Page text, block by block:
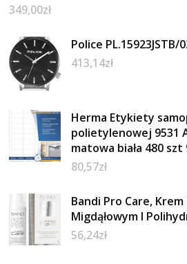
349,00zł
Police PL.15923JSTB/
413,14zł
Herma Etykiety
polietylenowej 9531
matowa biała 480 szt
80,57zł
Bandi Pro Care, Krem
Migdąłowym I
56,24zł